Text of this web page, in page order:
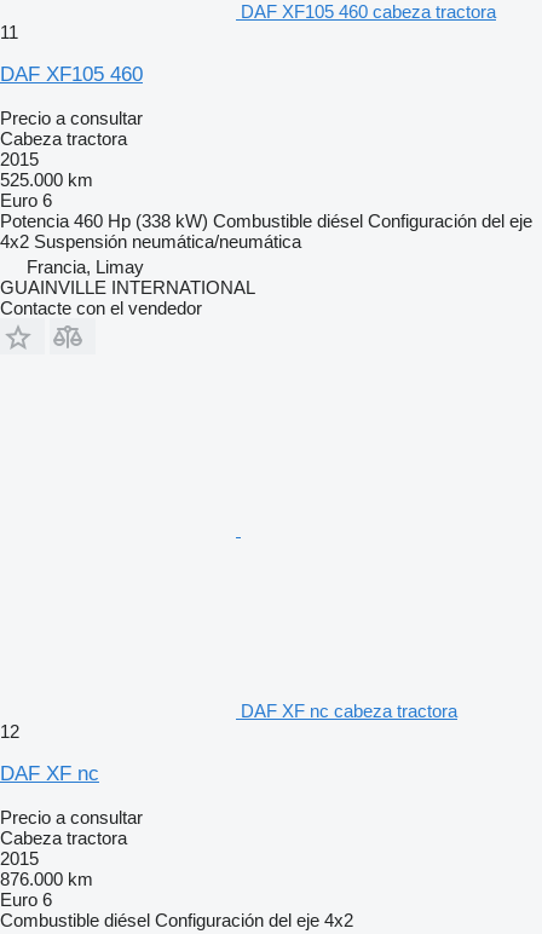
DAF XF105 460 cabeza tractora
11
DAF XF105 460
Precio a consultar
Cabeza tractora
2015
525.000 km
Euro 6
Potencia 460 Hp (338 kW) Combustible diésel Configuración del eje
4x2 Suspensión neumática/neumática
Francia, Limay
GUAINVILLE INTERNATIONAL
Contacte con el vendedor
DAF XF nc cabeza tractora
12
DAF XF nc
Precio a consultar
Cabeza tractora
2015
876.000 km
Euro 6
Combustible diésel Configuración del eje 4x2